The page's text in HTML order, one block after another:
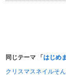
同じテーマ 「はじめ